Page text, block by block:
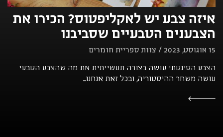
איזה צבע יש לאקליפטוס? הכירו את
הצבענים הטבעיים שסביבנו
15 אוגוסט, 2023 / צוות ספריית חומרים
הצבע הסינטתי עושה בצורה תעשייתית את מה שהצבע הטבעי
עושה משחר ההיסטוריה, ובכל זאת אנחנו...